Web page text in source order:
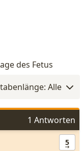
des Fetus
Alle
1 Antworten
5